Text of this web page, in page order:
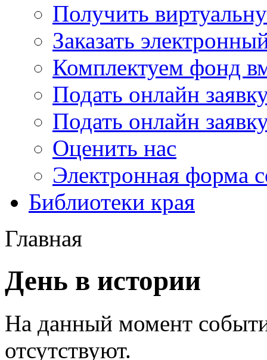
Получить
Заказать
Комплектуем фонд
Подать онлайн
Подать онлайн
Оценить нас
Электронная форма
Библиотеки края
Главная
День в истории
На данный момент
отсутствуют.